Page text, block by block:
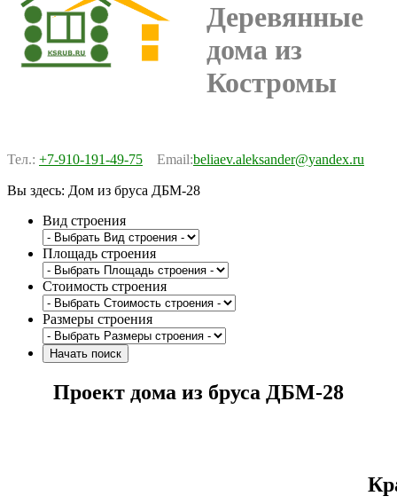
Деревянные
дома из
Костромы
Тел.: +7-910-191-49-75 Email:beliaev.aleksander@yandex.ru
Вы здесь: Дом из бруса ДБМ-28
Вид строения
Площадь строения
Стоимость строения
Размеры строения
Проект дома из бруса ДБМ-28